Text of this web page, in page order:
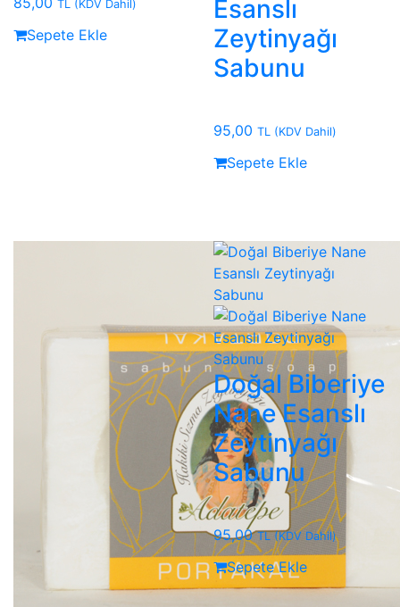
TL (KDV Dahil)
Sepete Ekle
Esanslı
Zeytinyağı
Sabunu
95,00 TL (KDV Dahil)
Sepete Ekle
Doğal Biberiye
Nane Esanslı
Zeytinyağı
Sabunu
95,00TL(KDV Dahil)
Sepete Ekle